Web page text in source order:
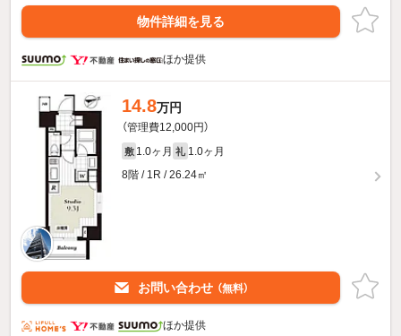
物件詳細を見る
ほか提供
14.8万円
（管理費12,000円）
敷 1.0ヶ月 礼 1.0ヶ月
8階 / 1R / 26.24㎡
お問い合わせ （無料）
ほか提供